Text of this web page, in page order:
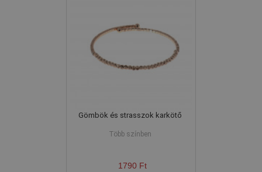
Gömbök és strasszok karkötő
Több színben
1790 Ft